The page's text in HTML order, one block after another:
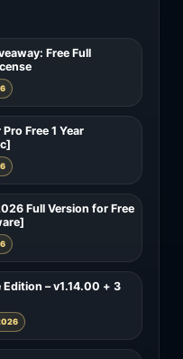
Free Full
Free 1 Year
Full Version for Free
– v1.14.00 + 3